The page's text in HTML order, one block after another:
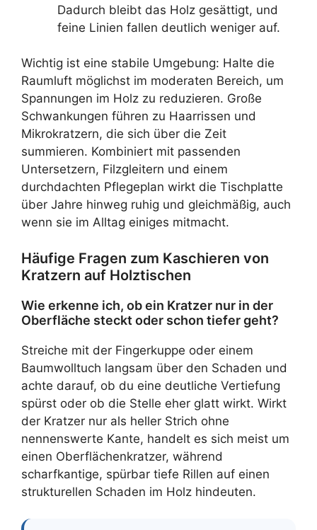
Dadurch bleibt das Holz gesättigt, und
feine Linien fallen deutlich weniger auf.
Wichtig ist eine stabile Umgebung: Halte die
Raumluft möglichst im moderaten Bereich, um
Spannungen im Holz zu reduzieren. Große
Schwankungen führen zu Haarrissen und
Mikrokratzern, die sich über die Zeit
summieren. Kombiniert mit passenden
Untersetzern, Filzgleitern und einem
durchdachten Pflegeplan wirkt die Tischplatte
über Jahre hinweg ruhig und gleichmäßig, auch
wenn sie im Alltag einiges mitmacht.
Häufige Fragen zum Kaschieren von
Kratzern auf Holztischen
Wie erkenne ich, ob ein Kratzer nur in der
Oberfläche steckt oder schon tiefer geht?
Streiche mit der Fingerkuppe oder einem
Baumwolltuch langsam über den Schaden und
achte darauf, ob du eine deutliche Vertiefung
spürst oder ob die Stelle eher glatt wirkt. Wirkt
der Kratzer nur als heller Strich ohne
nennenswerte Kante, handelt es sich meist um
einen Oberflächenkratzer, während
scharfkantige, spürbar tiefe Rillen auf einen
strukturellen Schaden im Holz hindeuten.